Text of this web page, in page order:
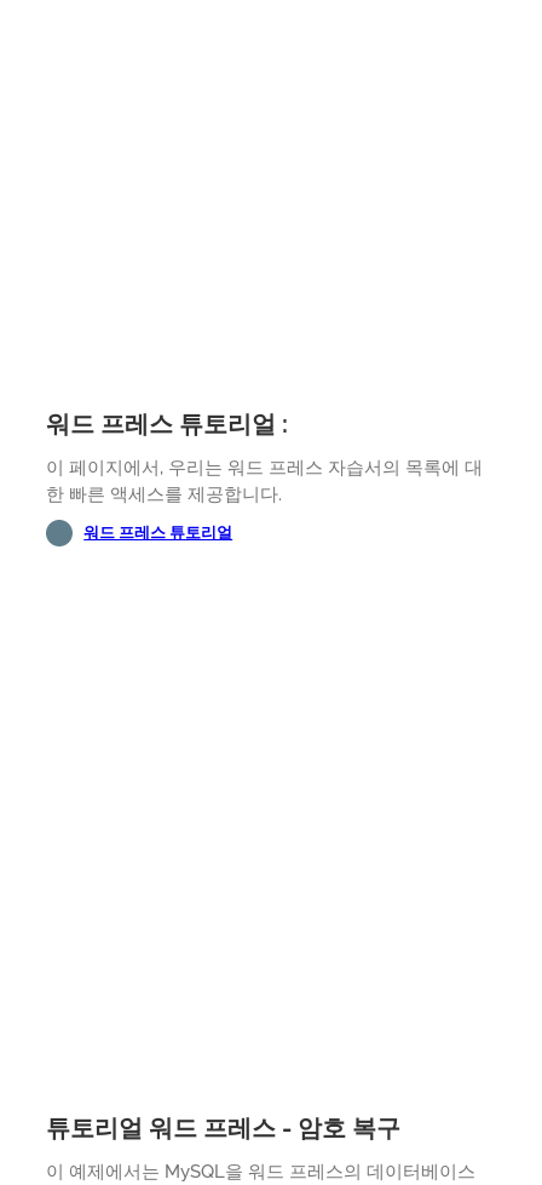
워드 프레스 튜토리얼 :
이 페이지에서, 우리는 워드 프레스 자습서의 목록에 대
한 빠른 액세스를 제공합니다.
워드 프레스 튜토리얼
튜토리얼 워드 프레스 - 암호 복구
이 예제에서는 MySQL을 워드 프레스의 데이터베이스